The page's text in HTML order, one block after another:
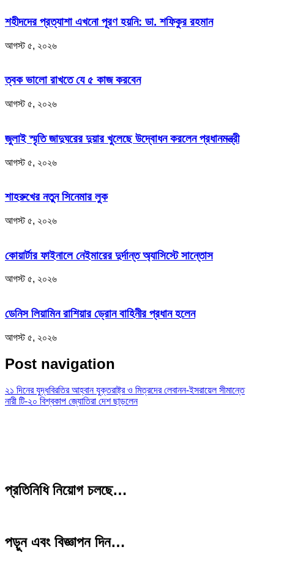
শহীদদের প্রত্যাশা এখনো পূরণ হয়নি: ডা. শফিকুর রহমান
আগস্ট ৫, ২০২৬
ত্বক ভালো রাখতে যে ৫ কাজ করবেন
আগস্ট ৫, ২০২৬
জুলাই স্মৃতি জাদুঘরের দুয়ার খুলেছে উদ্বোধন করলেন প্রধানমন্ত্রী
আগস্ট ৫, ২০২৬
শাহরুখের নতুন সিনেমার লুক
আগস্ট ৫, ২০২৬
কোয়ার্টার ফাইনালে নেইমারের দুর্দান্ত অ্যাসিস্টে সান্তোস
আগস্ট ৫, ২০২৬
ডেনিস লিয়ামিন রাশিয়ার ড্রোন বাহিনীর প্রধান হলেন
আগস্ট ৫, ২০২৬
Post navigation
২১ দিনের যুদ্ধবিরতির আহ্বান যুক্তরাষ্ট্র ও মিত্রদের লেবানন-ইসরায়েল সীমান্তে
নারী টি-২০ বিশ্বকাপ জ্যোতিরা দেশ ছাড়লেন
প্রতিনিধি নিয়োগ চলছে…
পড়ুন এবং বিজ্ঞাপন দিন…